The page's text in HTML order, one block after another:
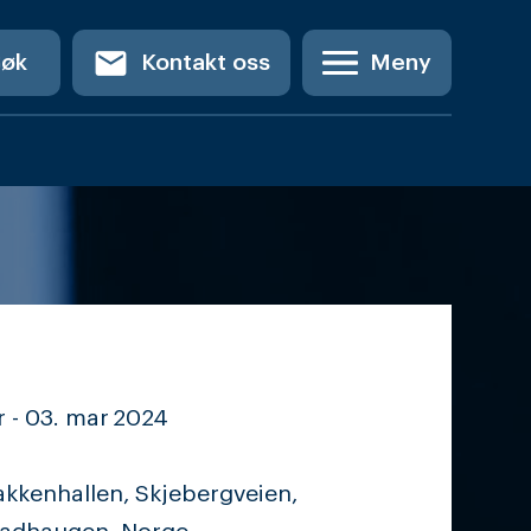
email Kontakt oss Meny
- 03. mar 2024
Skjebergveien,